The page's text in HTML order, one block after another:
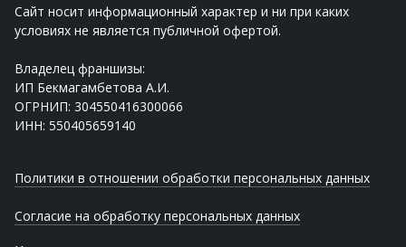
Сайт носит информационный характер и ни при каких
условиях не является публичной офертой.
Владелец франшизы:
ИП Бекмагамбетова А.И.
ОГРНИП: 304550416300066
ИНН: 550405659140
Политики в отношении обработки персональных данных
Согласие на обработку персональных данных